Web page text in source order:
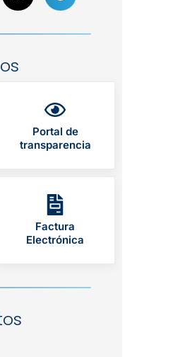
Portal de
transparencia
Factura
Electrónica